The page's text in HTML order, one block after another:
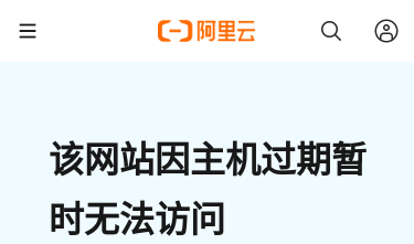
该网站因主机过期暂
时无法访问